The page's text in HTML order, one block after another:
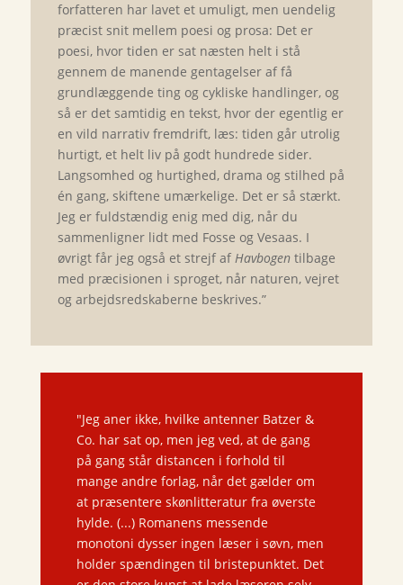
forfatteren har lavet et umuligt, men uendelig
præcist snit mellem poesi og prosa: Det er
poesi, hvor tiden er sat næsten helt i stå
gennem de manende gentagelser af få
grundlæggende ting og cykliske handlinger, og
så er det samtidig en tekst, hvor der egentlig er
en vild narrativ fremdrift, læs: tiden går utrolig
hurtigt, et helt liv på godt hundrede sider.
Langsomhed og hurtighed, drama og stilhed på
én gang, skiftene umærkelige. Det er så stærkt.
Jeg er fuldstændig enig med dig, når du
sammenligner lidt med Fosse og Vesaas. I
øvrigt får jeg også et strejf afHavbogentilbage
med præcisionen i sproget, når naturen, vejret
og arbejdsredskaberne beskrives.”
"Jeg aner ikke, hvilke antenner Batzer &
Co. har sat op, men jeg ved, at de gang
på gang står distancen i forhold til
mange andre forlag, når det gælder om
at præsentere skønlitteratur fra øverste
hylde. (...) Romanens messende
monotoni dysser ingen læser i søvn, men
holder spændingen til bristepunktet. Det